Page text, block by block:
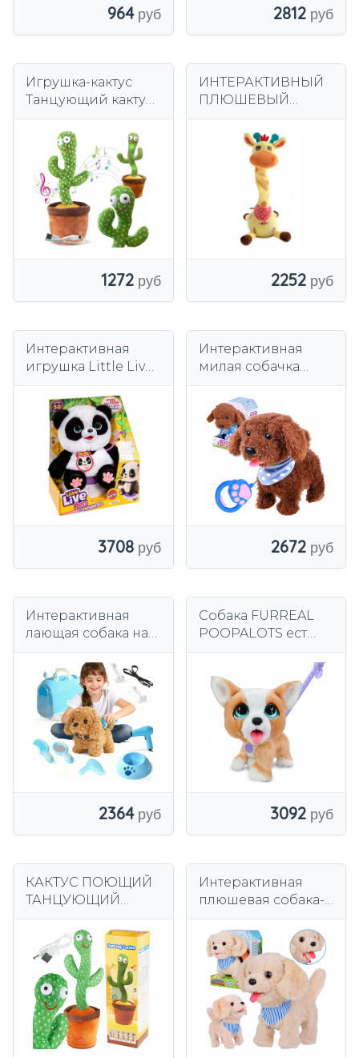
964 2812
Игрушка-кактус
Танцующий кактус
механизмом и
подсветкой
1272
ИНТЕРАКТИВНЫЙ
ПЛЮШЕВЫЙ
ТАНЦУЕТ ДЛЯ
Светодиодные
2252
Интерактивная
игрушка Little Live
Chu с горшком, 50
функций 26676
3708
Интерактивная
милая собачка
2672
Интерактивная
лающая собака на
аксессуары
2364
Собака FURREAL
POOPALOTS ест
занимается своим
хозяйством
3092
КАКТУС ПОЮЩИЙ
ТАНЦУЮЩИЙ
ПОВТОРЯЕТ
ВЕСЕЛУЮ
СМЕШНУЮ
ВЕЧЕРИНКУ
СВЕТЯЩИЙСЯ
Интерактивная
плюшевая собака-
ходит, лает, лижет
ZA5366